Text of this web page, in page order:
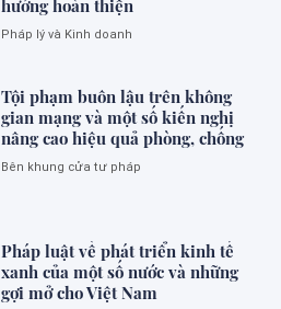
hướng hoàn thiện
Pháp lý và Kinh doanh
Tội phạm buôn lậu trên không
gian mạng và một số kiến nghị
nâng cao hiệu quả phòng, chống
Bên khung cửa tư pháp
Pháp luật về phát triển kinh tế
xanh của một số nước và những
gợi mở cho Việt Nam